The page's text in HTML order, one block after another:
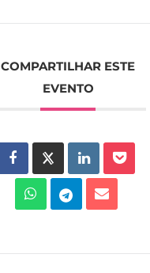
COMPARTILHAR ESTE
EVENTO